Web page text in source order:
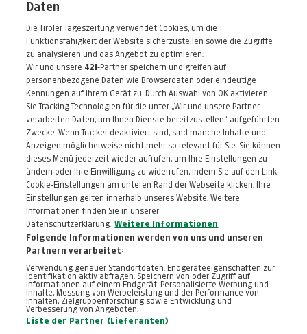
Josef-Wilberger-Straße 53
6020 Innsbruck
Telefon: 050 / 22772277
E-Mail: verena.abenthung@da-emobil.com
Alle Artikel des Händlers
Informationen zum Kaufvertrag
ZURÜCK NACH
OBEN
FAQ HILFE IMPRESSUM
KONTAKT DATENSCHUTZ
Daten
Die Tiroler Tageszeitung verwendet Cookies, um die
Funktionsfähigkeit der Website sicherzustellen sowie die Zugriffe
zu analysieren und das Angebot zu optimieren.
Wir und unsere 421-Partner speichern und greifen auf
personenbezogene Daten wie Browserdaten oder eindeutige
Kennungen auf Ihrem Gerät zu. Durch Auswahl von OK aktivieren
Sie Tracking-Technologien für die unter „Wir und unsere Partner
verarbeiten Daten, um Ihnen Dienste bereitzustellen“ aufgeführten
Zwecke. Wenn Tracker deaktiviert sind, sind manche Inhalte und
Anzeigen möglicherweise nicht mehr so relevant für Sie. Sie können
dieses Menü jederzeit wieder aufrufen, um Ihre Einstellungen zu
ändern oder Ihre Einwilligung zu widerrufen, indem Sie auf den Link
Cookie-Einstellungen am unteren Rand der Webseite klicken. Ihre
Einstellungen gelten innerhalb unseres Website. Weitere
Informationen finden Sie in unserer
Datenschutzerklärung.
Weitere Informationen
Folgende Informationen werden von uns und unseren
Partnern verarbeitet:
Verwendung genauer Standortdaten. Endgeräteeigenschaften zur
Identifikation aktiv abfragen. Speichern von oder Zugriff auf
Informationen auf einem Endgerät. Personalisierte Werbung und
Inhalte, Messung von Werbeleistung und der Performance von
Inhalten, Zielgruppenforschung sowie Entwicklung und
Verbesserung von Angeboten.
Liste der Partner (Lieferanten)